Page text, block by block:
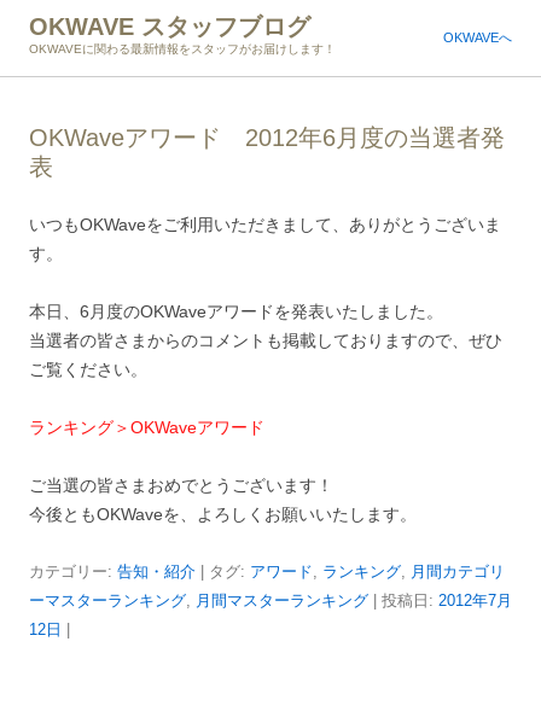
OKWAVE スタッフブログ
OKWAVEに関わる最新情報をスタッフがお届けします！
OKWAVEへ
OKWaveアワード 2012年6月度の当選者発
表
いつもOKWaveをご利用いただきまして、ありがとうございま
す。
本日、6月度のOKWaveアワードを発表いたしました。
当選者の皆さまからのコメントも掲載しておりますので、ぜひ
ご覧ください。
ランキング＞OKWaveアワード
ご当選の皆さまおめでとうございます！
今後ともOKWaveを、よろしくお願いいたします。
カテゴリー: 告知・紹介 | タグ: アワード ランキング
月間カテゴリ
ーマスターランキング
月間マスターランキング | 投稿日: 2012年7月
12日